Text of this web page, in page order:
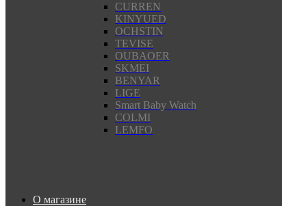
CURREN
KINYUED
OCHSTIN
TEVISE
OUBAOER
SKMEI
BENYAR
LIGE
Smart Baby Watch
COLMI
LEMFO
О магазине